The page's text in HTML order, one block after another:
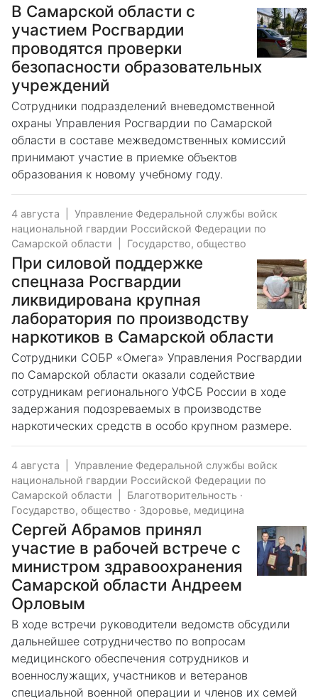
В Самарской области с
участием Росгвардии
проводятся проверки
безопасности образовательных
учреждений
Сотрудники подразделений вневедомственной
охраны Управления Росгвардии по Самарской
области в составе межведомственных комиссий
принимают участие в приемке объектов
образования к новому учебному году.
4 августа
Управление Федеральной службы войск
национальной гвардии Российской Федерации по
Самарской области
Государство, общество
При силовой поддержке
спецназа Росгвардии
ликвидирована крупная
лаборатория по производству
наркотиков в Самарской области
Сотрудники СОБР «Омега» Управления Росгвардии
по Самарской области оказали содействие
сотрудникам регионального УФСБ России в ходе
задержания подозреваемых в производстве
наркотических средств в особо крупном размере.
4 августа
Управление Федеральной службы войск
национальной гвардии Российской Федерации по
Самарской области
Благотворительность ·
Государство, общество · Здоровье, медицина
Сергей Абрамов принял
участие в рабочей встрече с
министром здравоохранения
Самарской области Андреем
Орловым
В ходе встречи руководители ведомств обсудили
дальнейшее сотрудничество по вопросам
медицинского обеспечения сотрудников и
военнослужащих, участников и ветеранов
специальной военной операции и членов их семей